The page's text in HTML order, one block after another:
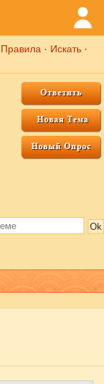
Правила · Искать ·